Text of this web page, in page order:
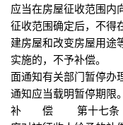
应当在房屋征收范围
征收范围确定后，不得
建房屋和改变房屋用途
实施的，不予补偿。
面通知有关部门暂停办
通知应当载明暂停期限
补 偿 第十七条 作